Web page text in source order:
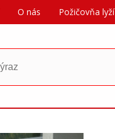
O nás Požičovňa lyží